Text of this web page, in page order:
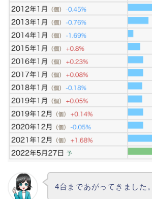
4台まであがってきました。